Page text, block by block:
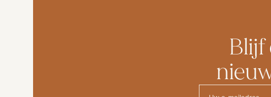
Blijf